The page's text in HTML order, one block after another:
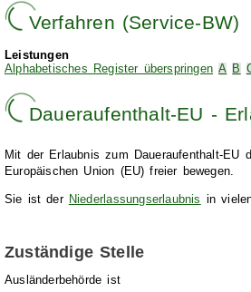
Verfahren (Service-BW)
Leistungen
Alphabetisches Register überspringen A B
Daueraufenthalt-EU -
Mit der Erlaubnis zum Daueraufenthalt-EU
Europäischen Union (EU) freier bewegen.
Sie ist der Niederlassungserlaubnis in
Zuständige Stelle
Ausländerbehörde ist